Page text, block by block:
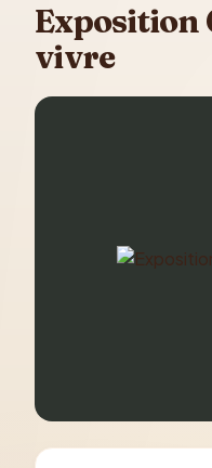
Exposition
vivre